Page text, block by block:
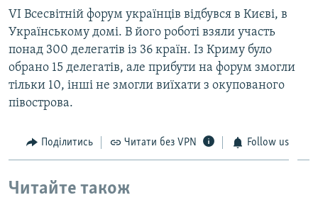
VI Всесвітній форум українців відбувся в Києві, в
Українському домі. В його роботі взяли участь
понад 300 делегатів із 36 країн. Із Криму було
обрано 15 делегатів, але прибути на форум змогли
тільки 10, інші не змогли виїхати з окупованого
півострова.
Поділитись Читати без VPN Follow us
Читайте також